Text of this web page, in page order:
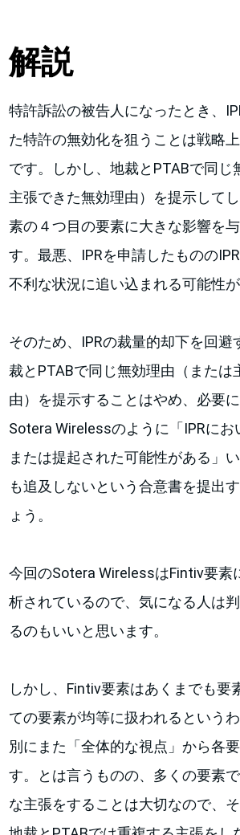
解説
特許訴訟の被告人になったとき、
た特許の無効化を狙うことは戦略
です。しかし、地裁とPTABで同じ
主張できた無効理由）を提示して
素の４つ目の要素に大きな影響を
す。最悪、IPRを申請したものの
不利な状況に追い込まれる可能性が
そのため、IPRの裁量的却下を回避
裁とPTABで同じ無効理由（または
由）を提示することはやめ、必要
Sotera Wirelessのように「IPRにお
または提起された可能性がある」
も追及しないという合意書を提出
ょう。
今回のSotera WirelessはFintiv要素
析されているので、気になる人は
るのもいいと思います。
しかし、Fintiv要素はあくまでも要
ての要素が均等に扱われるという
別にまた「全体的な視点」から各
す。とは言うものの、多くの要素
な主張をすることは大切なので、そ